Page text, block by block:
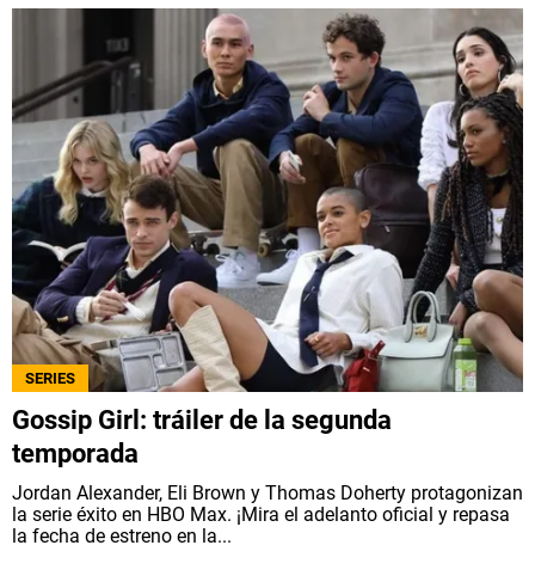
SERIES
Gossip Girl: tráiler de la segunda
temporada
Jordan Alexander, Eli Brown y Thomas Doherty protagonizan
la serie éxito en HBO Max. ¡Mira el adelanto oficial y repasa
la fecha de estreno en la...